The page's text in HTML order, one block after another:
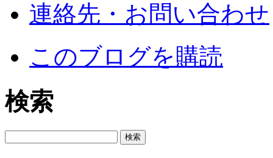
連絡先・お問い合わせ
このブログを購読
検索